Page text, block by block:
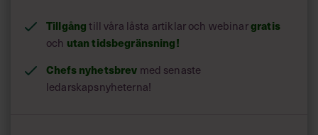
Tillgångtill våra låsta artiklar och webinargratis
och utan tidsbegränsning!
Chefs nyhetsbrev med senaste
ledarskapsnyheterna!